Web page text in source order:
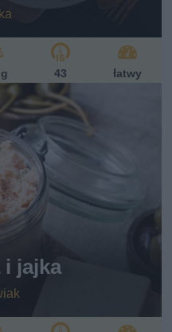
43 łatwy
i jajka